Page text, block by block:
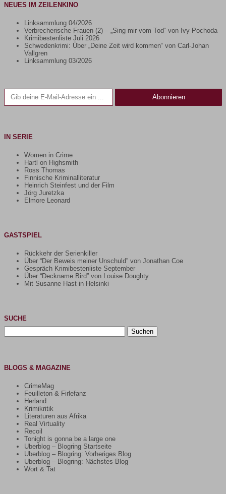
NEUES IM ZEILENKINO
Linksammlung 04/2026
Verbrecherische Frauen (2) – „Sing mir vom Tod“ von Ivy Pochoda
Krimibestenliste Juli 2026
Schwedenkrimi: Über „Deine Zeit wird kommen“ von Carl-Johan
Vallgren
Linksammlung 03/2026
Gib deine E-Mail-Adresse ein ...
Abonnieren
IN SERIE
Women in Crime
Hartl on Highsmith
Ross Thomas
Finnische Kriminalliteratur
Heinrich Steinfest und der Film
Jörg Juretzka
Elmore Leonard
GASTSPIEL
Rückkehr der Serienkiller
Über “Der Beweis meiner Unschuld” von Jonathan Coe
Gespräch Krimibestenliste September
Über “Deckname Bird” von Louise Doughty
Mit Susanne Hast in Helsinki
SUCHE
Suchen
nach:
BLOGS & MAGAZINE
CrimeMag
Feuilleton & Firlefanz
Herland
Krimikritik
Literaturen aus Afrika
Real Virtuality
Recoil
Tonight is gonna be a large one
Uberblog – Blogring Startseite
Uberblog – Blogring: Vorheriges Blog
Uberblog – Blogring: Nächstes Blog
Wort & Tat